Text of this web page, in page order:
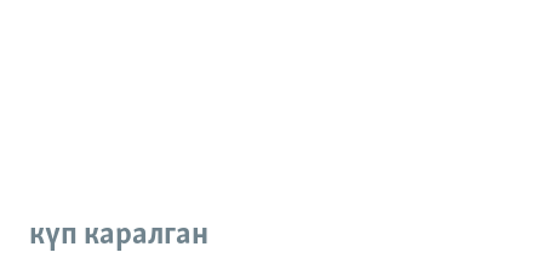
күп каралган